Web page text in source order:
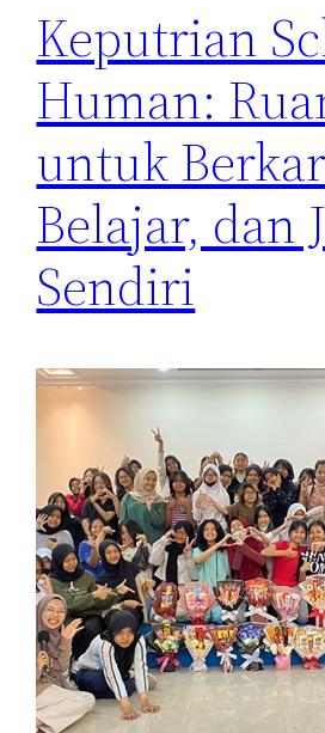
Keputrian
Human:
untuk
Belajar, dan
Sendiri